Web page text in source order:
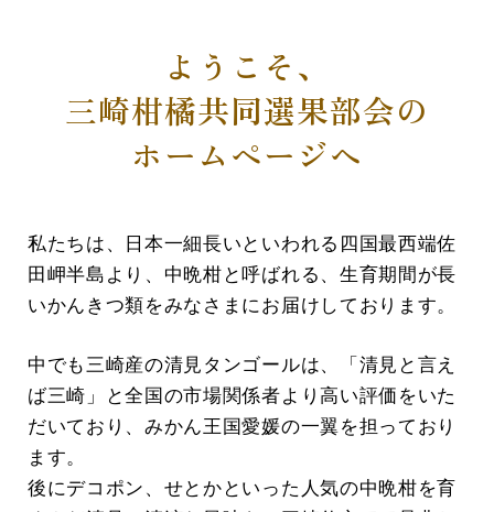
ようこそ、
三崎柑橘共同選果部会の
ホームページへ
私たちは、日本一細長いといわれる四国最西端佐
田岬半島より、 中晩柑と呼ばれる、生育期間が長
いかんきつ類をみなさまにお届けしております。
中でも三崎産の清見タンゴールは、「清見と言え
ば三崎」と全国の市場関係者より高い評価をいた
だいており、みかん王国愛媛の一翼を担っており
ます。
後にデコポン、せとかといった人気の中晩柑を育